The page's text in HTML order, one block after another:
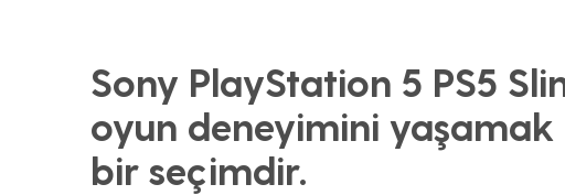
Sony PlayStation 5 PS5
oyun deneyimini
bir seçimdir.